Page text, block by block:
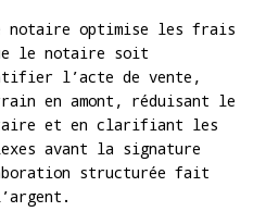
notaire optimise les frais
le notaire soit
l’acte de vente,
en amont, réduisant le
et en clarifiant les
avant la signature
structurée fait